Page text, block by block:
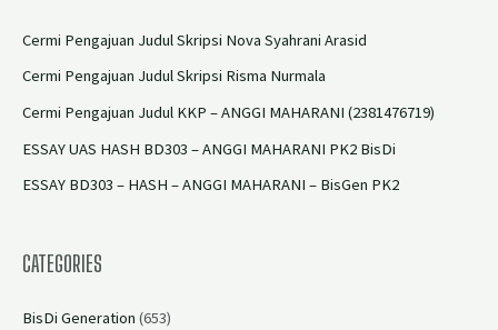
Cermi Pengajuan Judul Skripsi Nova Syahrani Arasid
Cermi Pengajuan Judul Skripsi Risma Nurmala
Cermi Pengajuan Judul KKP – ANGGI MAHARANI (2381476719)
ESSAY UAS HASH BD303 – ANGGI MAHARANI PK2 BisDi
ESSAY BD303 – HASH – ANGGI MAHARANI – BisGen PK2
CATEGORIES
BisDi Generation (653)